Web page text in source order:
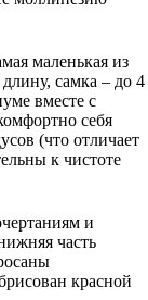
маленькая из
самка – до 4
вместе с
себя
(что отличает
к чистоте
и
часть
красной